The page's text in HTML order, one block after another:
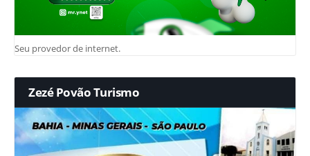
Seu provedor de internet.
Zezé Povão Turismo